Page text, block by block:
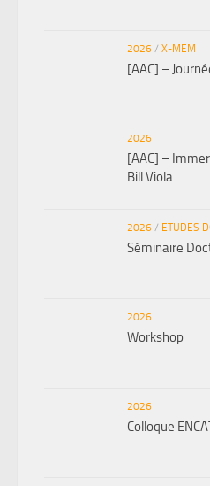
2026 / X-MEM
[AAC] –
2026
[AAC] –
Bill Viola
2026 / ETUDES
Séminaire
2026
Workshop
2026
Colloque